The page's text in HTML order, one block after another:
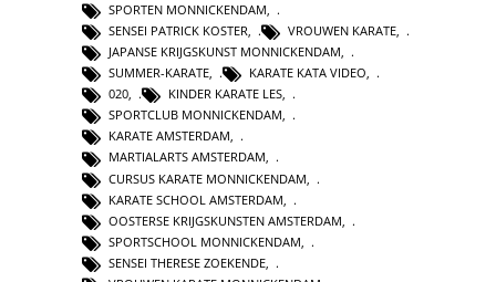
SPORTEN MONNICKENDAM,
SENSEI PATRICK KOSTER, VROUWEN KARATE,
JAPANSE KRIJGSKUNST MONNICKENDAM,
SUMMER-KARATE, KARATE KATA VIDEO,
020, KINDER KARATE LES,
SPORTCLUB MONNICKENDAM,
KARATE AMSTERDAM,
MARTIALARTS AMSTERDAM,
CURSUS KARATE MONNICKENDAM
KARATE SCHOOL AMSTERDAM
OOSTERSE KRIJGSKUNSTEN AMSTERDAM
SPORTSCHOOL MONNICKENDAM
SENSEI THERESE ZOEKENDE